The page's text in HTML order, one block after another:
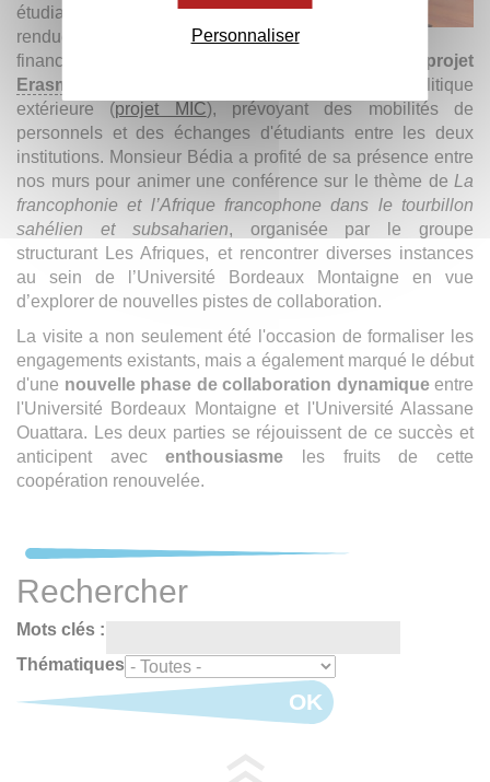
étudiants doctorants a été
rendue possible grâce aux
financements obtenus dans le cadre d’un
projet
Erasmus
de mobilité soutenue par les fonds de politique
extérieure (projet MIC), prévoyant des mobilités de
personnels et des échanges d'étudiants entre les deux
institutions. Monsieur Bédia a profité de sa présence entre
nos murs pour animer une conférence sur le thème de La
francophonie et l’Afrique francophone dans le tourbillon
sahélien et subsaharien, organisée par le groupe
structurant Les Afriques, et rencontrer diverses instances
au sein de l’Université Bordeaux Montaigne en vue
d’explorer de nouvelles pistes de collaboration.
La visite a non seulement été l'occasion de formaliser les
engagements existants, mais a également marqué le début
d'une nouvelle phase de collaboration dynamiqueentre
l'Université Bordeaux Montaigne et l'Université Alassane
Ouattara. Les deux parties se réjouissent de ce succès et
anticipent avecenthousiasme
les fruits de cette
coopération renouvelée.
Rechercher
Mots clés :
Thématiques
OK
Personnaliser